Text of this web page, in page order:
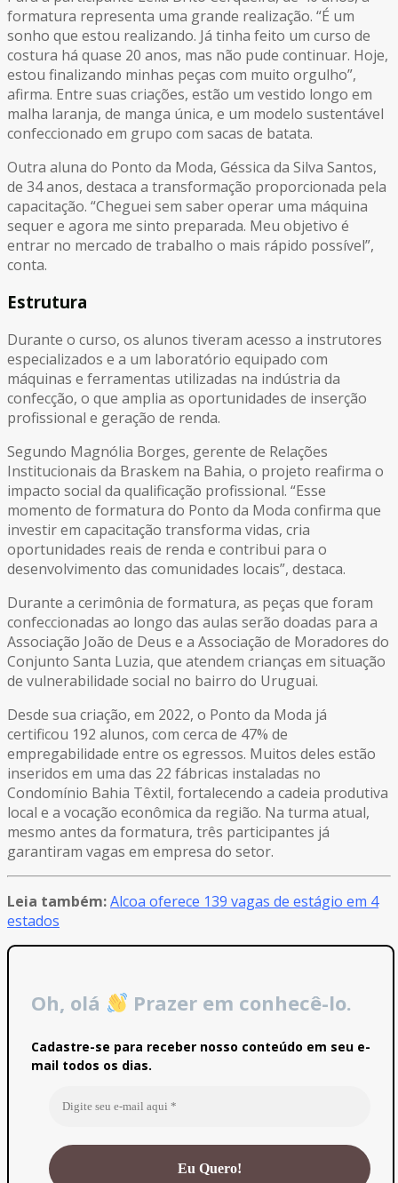
formatura representa uma grande realização. “É um
sonho que estou realizando. Já tinha feito um curso de
costura há quase 20 anos, mas não pude continuar. Hoje,
estou finalizando minhas peças com muito orgulho”,
afirma. Entre suas criações, estão um vestido longo em
malha laranja, de manga única, e um modelo sustentável
confeccionado em grupo com sacas de batata.
Outra aluna do Ponto da Moda, Géssica da Silva Santos,
de 34 anos, destaca a transformação proporcionada pela
capacitação. “Cheguei sem saber operar uma máquina
sequer e agora me sinto preparada. Meu objetivo é
entrar no mercado de trabalho o mais rápido possível”,
conta.
Estrutura
Durante o curso, os alunos tiveram acesso a instrutores
especializados e a um laboratório equipado com
máquinas e ferramentas utilizadas na indústria da
confecção, o que amplia as oportunidades de inserção
profissional e geração de renda.
Segundo Magnólia Borges, gerente de Relações
Institucionais da Braskem na Bahia, o projeto reafirma o
impacto social da qualificação profissional. “Esse
momento de formatura do Ponto da Moda confirma que
investir em capacitação transforma vidas, cria
oportunidades reais de renda e contribui para o
desenvolvimento das comunidades locais”, destaca.
Durante a cerimônia de formatura, as peças que foram
confeccionadas ao longo das aulas serão doadas para a
Associação João de Deus e a Associação de Moradores do
Conjunto Santa Luzia, que atendem crianças em situação
de vulnerabilidade social no bairro do Uruguai.
Desde sua criação, em 2022, o Ponto da Moda já
certificou 192 alunos, com cerca de 47% de
empregabilidade entre os egressos. Muitos deles estão
inseridos em uma das 22 fábricas instaladas no
Condomínio Bahia Têxtil, fortalecendo a cadeia produtiva
local e a vocação econômica da região. Na turma atual,
mesmo antes da formatura, três participantes já
garantiram vagas em empresa do setor.
Leia também:Alcoa oferece 139 vagas de estágio em 4
estados
Oh, olá Prazer em conhecê-lo.
Cadastre-se para receber nosso conteúdo em seu e-
mail todos os dias.